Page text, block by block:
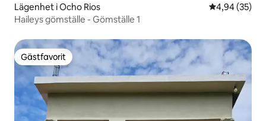
Lägenhet i Ocho Rios 4,94 av 5 i
4,94 (35)
Haileys gömställe - Gömställe 1
Gästfavorit
Gästfavorit